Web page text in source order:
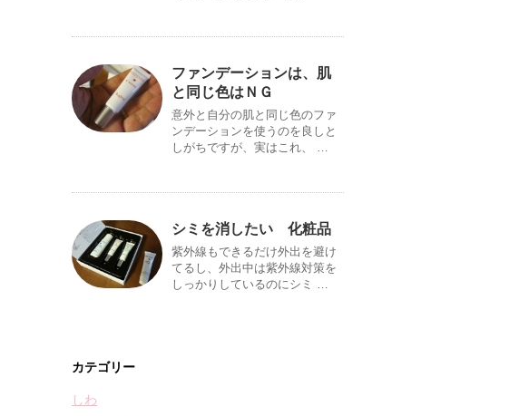
ファンデーションは、肌
と同じ色はＮＧ
意外と自分の肌と同じ色のファ
ンデーションを使うのを良しと
しがちですが、実はこれ、 …
シミを消したい 化粧品
紫外線もできるだけ外出を避け
てるし、外出中は紫外線対策を
しっかりしているのにシミ …
カテゴリー
しわ